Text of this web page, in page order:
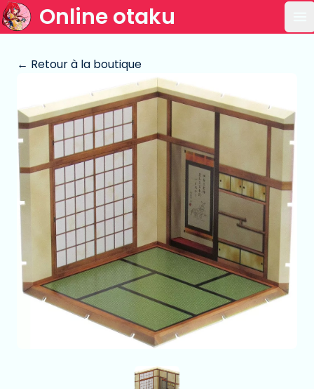
Online otaku
← Retour à la boutique